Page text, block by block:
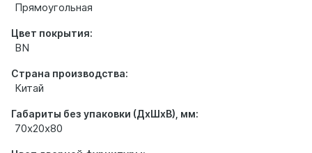
Прямоугольная
Цвет покрытия:
BN
Страна производства:
Китай
Габариты без упаковки (ДхШхВ), мм:
70х20х80